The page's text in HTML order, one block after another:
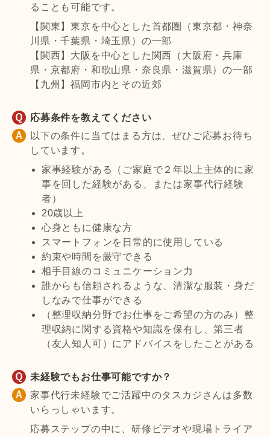
ることも可能です。
【関東】東京を中心とした首都圏（東京都・神奈
川県・千葉県・埼玉県）の一部
【関西】大阪を中心とした関西（大阪府・兵庫
県・京都府・和歌山県・奈良県・滋賀県）の一部
【九州】福岡市内とその近郊
応募条件を教えてください
以下の条件に当てはまる方は、ぜひご応募お待ち
しています。
家事経験がある（ご家庭で２年以上主体的に家
事を回した経験がある、または家事代行経験
者）
20歳以上
心身ともに健康な方
スマートフォンを日常的に使用している
約束や時間を厳守できる
相手目線のコミュニケーション力
誰からも信頼されるような、清潔な服装・身だ
しなみで仕事ができる
（整理収納分野でお仕事をご希望の方のみ）整
理収納に関する資格や知識を保有し、第三者
（友人知人可）にアドバイスをしたことがある
未経験でもお仕事可能ですか？
家事代行未経験でご活躍中のタスカジさんは多数
いらっしゃいます。
応募ステップの中に、研修ビデオや現場トライア